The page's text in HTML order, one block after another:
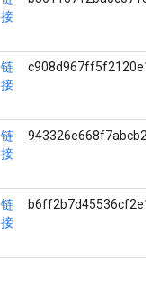
接
链
接
链
接
链
接